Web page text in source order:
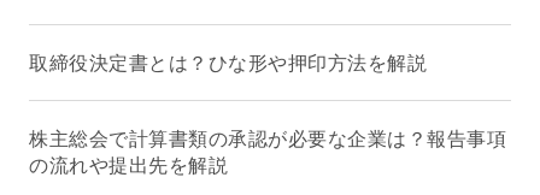
取締役決定書とは？ひな形や押印方法を解説
株主総会で計算書類の承認が必要な企業は？報告事項
の流れや提出先を解説